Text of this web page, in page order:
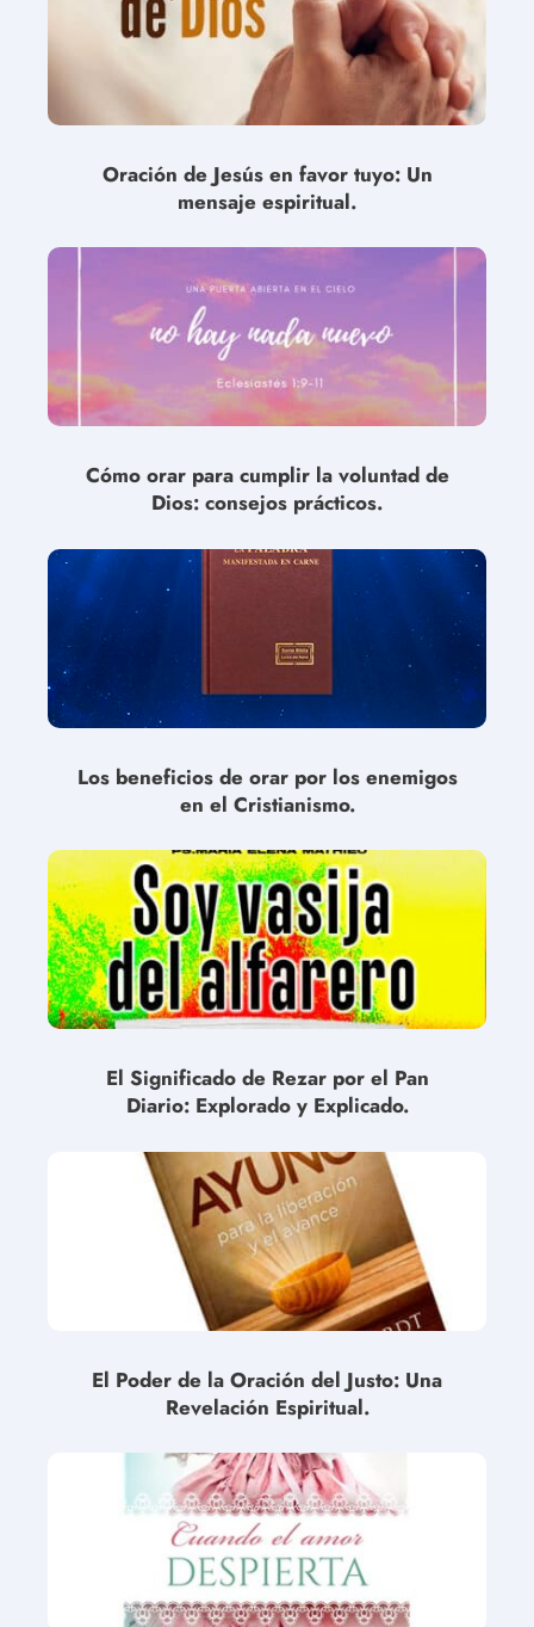
Oración de Jesús en favor tuyo: Un
mensaje espiritual.
Cómo orar para cumplir la voluntad de
Dios: consejos prácticos.
Los beneficios de orar por los enemigos
en el Cristianismo.
El Significado de Rezar por el Pan
Diario: Explorado y Explicado.
El Poder de la Oración del Justo: Una
Revelación Espiritual.